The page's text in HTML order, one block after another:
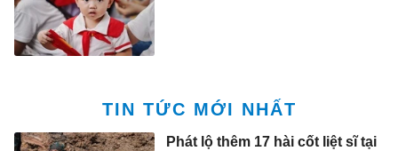
TIN TỨC MỚI NHẤT
Phát lộ thêm 17 hài cốt liệt sĩ tại